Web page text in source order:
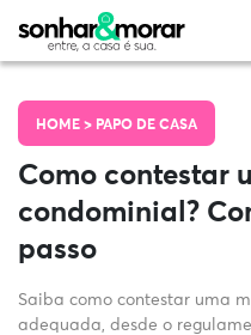
HOME > PAPO DE CASA
Como contestar
condominial?
passo
Saiba como contestar uma
adequada, desde o